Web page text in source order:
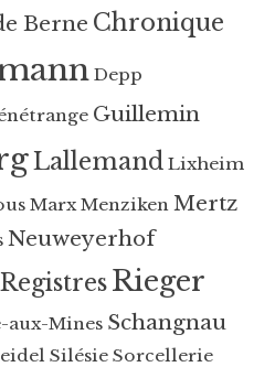
Berne Chronique
Depp
Guillemin
Lallemand Lixheim
Marx Menziken Mertz
Neuweyerhof
RegistresRieger
aux-Mines Schangnau
Silésie Sorcellerie